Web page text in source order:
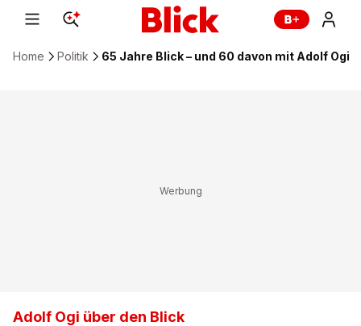
Home Politik 65 Jahre Blick – und 60 davon mit Adolf Ogi
Adolf Ogi über den Blick